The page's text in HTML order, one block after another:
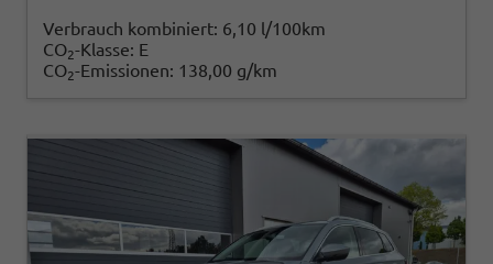
Verbrauch kombiniert: 6,10 l/100km
CO2-Klasse: E
CO2-Emissionen: 138,00 g/km